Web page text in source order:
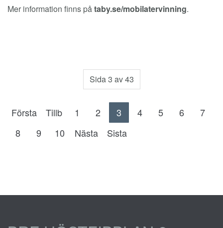
Mer information finns påtaby.se/mobilatervinning.
Sida 3 av 43
Första Tillb 1 2 3 4 5 6
7
8
9 10 Nästa Sista